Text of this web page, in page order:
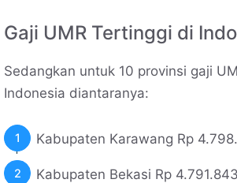
Gaji UMR Tertinggi di
Sedangkan untuk 10 provinsi gaji
Indonesia diantaranya:
Kabupaten Karawang Rp
Kabupaten Bekasi Rp 4.791.843